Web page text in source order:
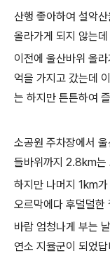
산행 좋아하여 설악
올라가게 되지 않는
이전에 울산바위 올
억을 가지고 갔는데
는 하지만 튼튼하여
소공원 주차장에서
들바위까지 2.8km는
하지만 나머지 1km
오르막에다 후덜덜한
바람 엄청나게 부는
연소 지율군이 되었